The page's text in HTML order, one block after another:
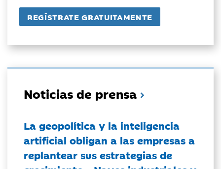
Noticias de prensa
La geopolítica y la inteligencia
artificial obligan a las empresas a
replantear sus estrategias de